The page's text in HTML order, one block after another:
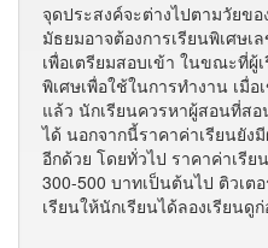
จุดประสงค์จะต่างไปตามวัยข
มัธยมอาจต้องการเรียนพิเศษเ
เพื่อเตรียมสอบเข้า ในขณะที่ผู้
พิเศษเพื่อใช้ในการทำงาน เมื่
แล้ว นักเรียนควรหาผู้สอนที่ส
ได้ นอกจากนี้ราคาค่าเรียนยัง
อีกด้วย โดยทั่วไป ราคาค่าเรี
300-500 บาทเป็นต้นไป ติวเต
เรียนให้นักเรียนได้ลองเรียนดู